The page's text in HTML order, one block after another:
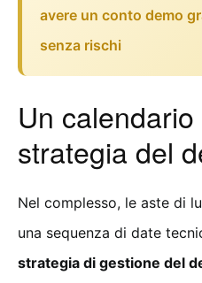
avere un conto demo
senza rischi
Un
strategia del
Nel complesso, le aste di
una sequenza di date
strategia di gestione del